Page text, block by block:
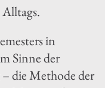
in
Sinne der
die Methode der